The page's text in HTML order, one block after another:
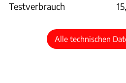
Testverbrauch
Alle technischen